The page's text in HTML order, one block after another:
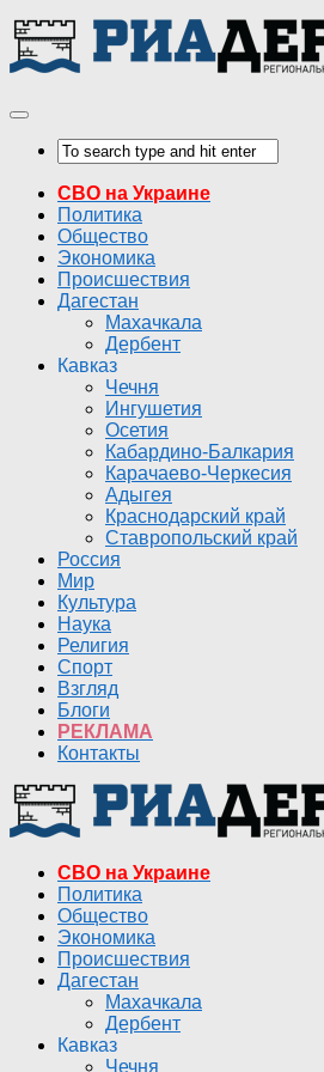
СВО на Украине
Политика
Общество
Экономика
Происшествия
Дагестан
Махачкала
Дербент
Кавказ
Чечня
Ингушетия
Осетия
Кабардино-Балкария
Карачаево-Черкесия
Адыгея
Краснодарский край
Ставропольский край
Россия
Мир
Культура
Наука
Религия
Спорт
Взгляд
Блоги
РЕКЛАМА
Контакты
СВО на Украине
Политика
Общество
Экономика
Происшествия
Дагестан
Махачкала
Дербент
Кавказ
Чечня